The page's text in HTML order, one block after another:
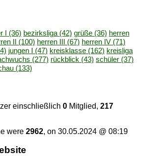
I (36) bezirksliga(42) grüße (36) herren
II (100) herren III (67) herren IV (71)
jungen I (47) kreisklasse (162) kreisliga
(277) rückblick (43) schüler (37)
(133)
einschließlich 0 Mitglied, 217
were 2962, on 30.05.2024 @ 08:19